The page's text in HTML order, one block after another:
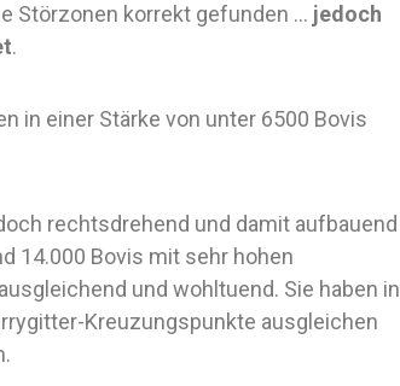
Störzonen korrekt gefunden … jedoch
.
in einer Stärke von unter 6500 Bovis
rechtsdrehend und damit aufbauend
14.000 Bovis mit sehr hohen
und wohltuend. Sie haben in
Kreuzungspunkte ausgleichen